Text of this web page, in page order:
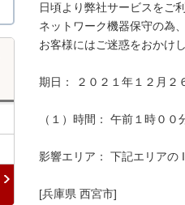
日頃より弊社サービスをご
ネットワーク機器保守の為
お客様にはご迷惑をおかけ
期日： ２０２１年１２月２
（１）時間： 午前１時０
影響エリア： 下記エリアの
[兵庫県 西宮市]